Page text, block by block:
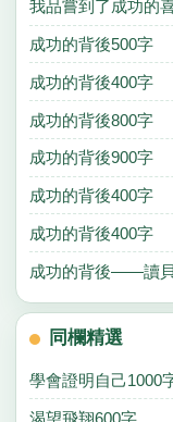
我品嘗到了成功的
成功的背後500字
成功的背後400字
成功的背後800字
成功的背後900字
成功的背後400字
成功的背後400字
成功的背後——讀
同欄精選
學會證明自己1000
渴望飛翔600字